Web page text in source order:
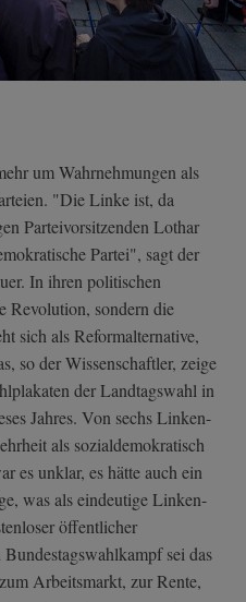
um Wahrnehmungen als
"Die Linke ist, da
Parteivorsitzenden Lothar
Partei", sagt der
In ihren politischen
Revolution, sondern die
sich als Reformalternative,
so der Wissenschaftler, zeige
der Landtagswahl in
Jahres. Von sechs Linken-
als sozialdemokratisch
es unklar, es hätte auch ein
was als eindeutige Linken-
öffentlicher
sei das
Arbeitsmarkt, zur Rente,